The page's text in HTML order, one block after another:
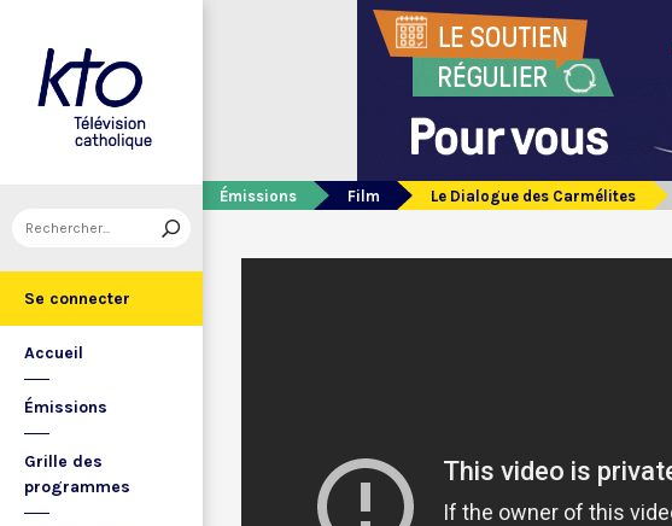
Se connecter
Accueil
Émissions
Grille des
programmes
Émissions Film Le Dialogue des Carmélites